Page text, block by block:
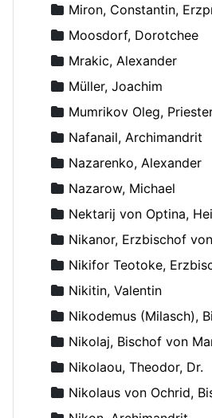
Miron, Constantin,
Moosdorf, Dorotchee
Mrakic, Alexander
Müller, Joachim
Mumrikov Oleg,
Nafanail, Archimandrit
Nazarenko, Alexander
Nazarow, Michael
Nektarij von Optina,
Nikanor, Erzbischof von
Nikifor Teotoke,
Nikitin, Valentin
Nikodemus (Milasch),
Nikolaj, Bischof von
Nikolaou, Theodor, Dr.
Nikolaus von Ochrid,